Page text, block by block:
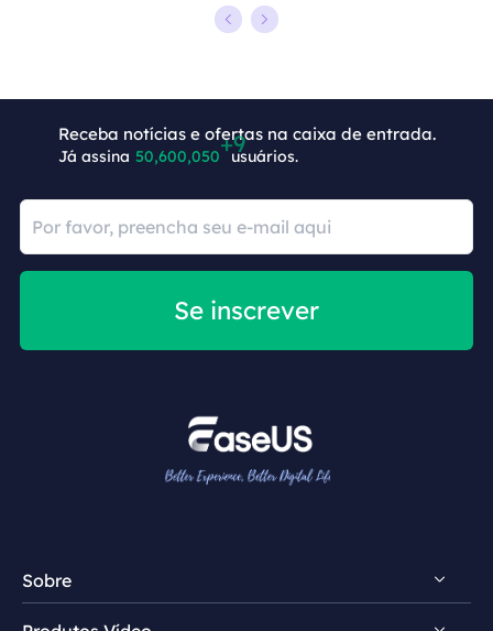
Receba notícias e ofertas na caixa de entrada.
Já assina 50,600,059 usuários.
Se inscrever
Sobre